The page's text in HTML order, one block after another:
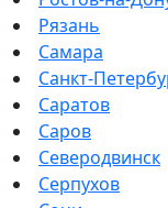
Рязань
Самара
Санкт-
Саратов
Саров
Северодвинск
Серпухов